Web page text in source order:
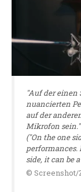
"Auf der einen
nuancierten
auf der
Mikrofon sein."
("On the one
performances.
side, it can be
© Screenshot/